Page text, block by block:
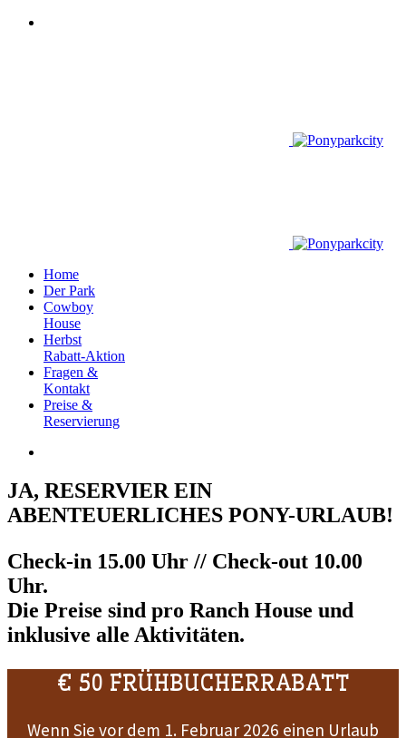
Home
Der Park
Cowboy
House
Herbst
Rabatt-Aktion
Fragen &
Kontakt
Preise &
Reservierung
JA, RESERVIER EIN
ABENTEUERLICHES PONY-URLAUB!
Check-in 15.00 Uhr // Check-out 10.00
Uhr.
Die Preise sind pro Ranch House und
inklusive alle Aktivitäten.
€ 50 FRÜHBUCHERRABATT
Wenn Sie vor dem 1. Februar 2026 einen Urlaub